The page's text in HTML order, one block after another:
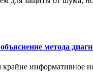
метода
информативное